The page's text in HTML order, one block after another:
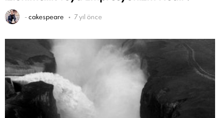
-cakespeare 7 yıl önce